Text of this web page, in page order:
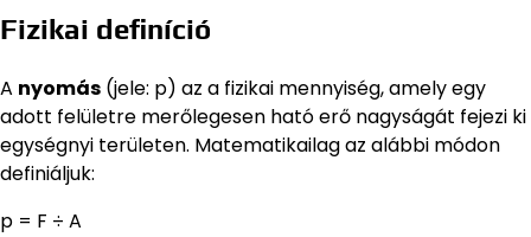
Fizikai definíció
A nyomás (jele: p) az a fizikai mennyiség, amely egy
adott felületre merőlegesen ható erő nagyságát fejezi ki
egységnyi területen. Matematikailag az alábbi módon
definiáljuk:
p = F ÷ A